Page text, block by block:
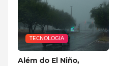
TECNOLOGIA
Além do El Niño,